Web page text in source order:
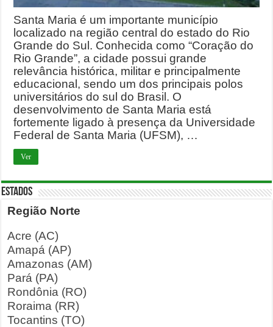
Santa Maria é um importante município
localizado na região central do estado do Rio
Grande do Sul. Conhecida como “Coração do
Rio Grande”, a cidade possui grande
relevância histórica, militar e principalmente
educacional, sendo um dos principais polos
universitários do sul do Brasil. O
desenvolvimento de Santa Maria está
fortemente ligado à presença da Universidade
Federal de Santa Maria (UFSM), …
Ver
ESTADOS
Região Norte
Acre (AC)
Amapá (AP)
Amazonas (AM)
Pará (PA)
Rondônia (RO)
Roraima (RR)
Tocantins (TO)